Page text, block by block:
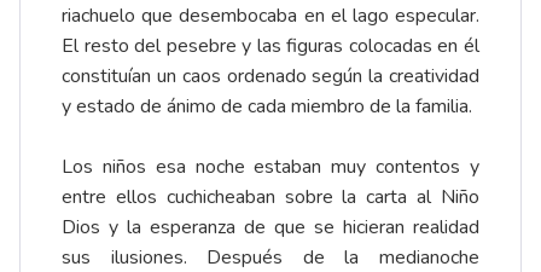
riachuelo que desembocaba en el lago especular.
El resto del pesebre y las figuras colocadas en él
constituían un caos ordenado según la creatividad
y estado de ánimo de cada miembro de la familia.
Los niños esa noche estaban muy contentos y
entre ellos cuchicheaban sobre la carta al Niño
Dios y la esperanza de que se hicieran realidad
sus ilusiones. Después de la medianoche